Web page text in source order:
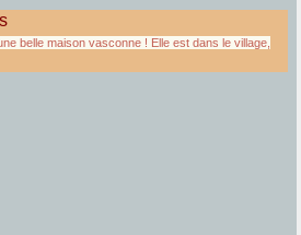
belle maison vasconne ! Elle est dans le village,